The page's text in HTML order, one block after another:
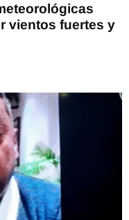
vientos fuertes y